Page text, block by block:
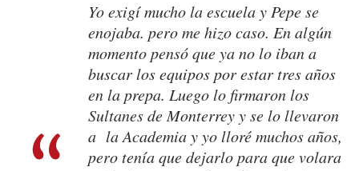
Yo exigí mucho la escuela y Pepe se
enojaba. pero me hizo caso. En algún
momento pensó que ya no lo iban a
buscar los equipos por estar tres años
en la prepa. Luego lo firmaron los
Sultanes de Monterrey y se lo llevaron
a la Academia y yo lloré muchos años,
pero tenía que dejarlo para que volara